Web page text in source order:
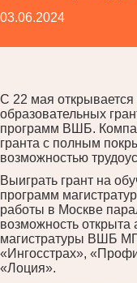
03.06.2024
С 22 мая
образовательных
программ ВШБ.
гранта с полным
возможностью
Выиграть грант на
программ
работы в Москве
возможность
магистратуры ВШБ
«Ингосстрах»,
«Лоция».